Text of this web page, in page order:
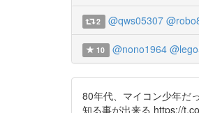
2 @qws05307
10 @nono1964
80年代、マイコン少年だ
知る事が出来る https://